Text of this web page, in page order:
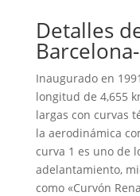
Detalles
Inaugurado en
longitud de 4,655
largas con curvas
la aerodinámica
curva 1 es uno de
adelantamiento,
como «Curvón